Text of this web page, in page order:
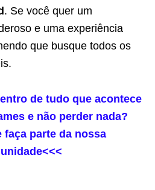
. Se você quer um
e uma experiência
que busque todos os
de tudo que acontece
e não perder nada?
faça parte da nossa